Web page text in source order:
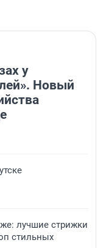
у
Новый
лучшие стрижки
стильных